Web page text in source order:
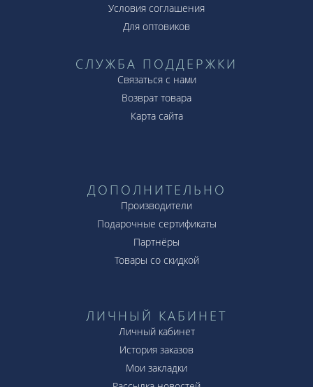
Условия соглашения
Для оптовиков
СЛУЖБА ПОДДЕРЖКИ
Связаться с нами
Возврат товара
Карта сайта
ДОПОЛНИТЕЛЬНО
Производители
Подарочные сертификаты
Партнёры
Товары со скидкой
ЛИЧНЫЙ КАБИНЕТ
Личный кабинет
История заказов
Мои закладки